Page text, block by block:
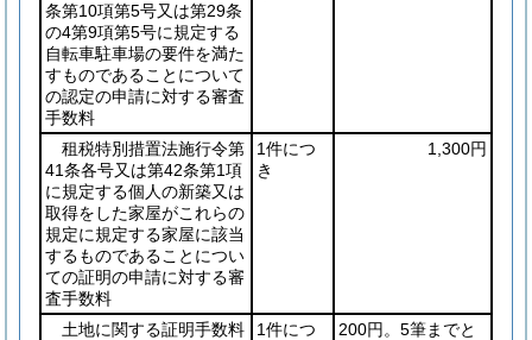
条第10項第5号又は第29条
の4第9項第5号に規定する
自転車駐車場の要件を満た
すものであることについて
の認定の申請に対する審査
手数料
租税特別措置法施行令第
41条各号又は第42条第1項
に規定する個人の新築又は
取得をした家屋がこれらの
規定に規定する家屋に該当
するものであることについ
ての証明の申請に対する審
査手数料
1件につ
き
1,300円
土地に関する証明手数料
1件につ
200円。5筆までと